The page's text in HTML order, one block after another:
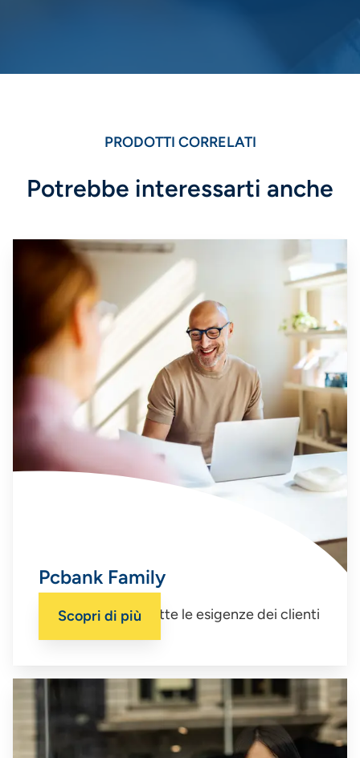
PRODOTTI CORRELATI
Potrebbe interessarti anche
Pcbank Family
Per rispondere a tutte le esigenze dei clienti
Scopri di più